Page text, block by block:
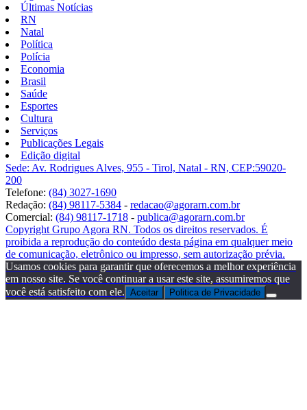
Últimas Notícias
RN
Natal
Política
Polícia
Economia
Brasil
Saúde
Esportes
Cultura
Serviços
Publicações Legais
Edição digital
Sede: Av. Rodrigues Alves, 955 - Tirol, Natal - RN, CEP:59020-
200
Telefone: (84) 3027-1690
Redação: (84) 98117-5384 - redacao@agorarn.com.br
Comercial: (84) 98117-1718 - publica@agorarn.com.br
Copyright Grupo Agora RN. Todos os direitos reservados. É
proibida a reprodução do conteúdo desta página em qualquer meio
de comunicação, eletrônico ou impresso, sem autorização prévia.
Usamos cookies para garantir que oferecemos a melhor experiência
em nosso site. Se você continuar a usar este site, assumiremos que
você está satisfeito com ele. Aceitar Politica de Privacidade